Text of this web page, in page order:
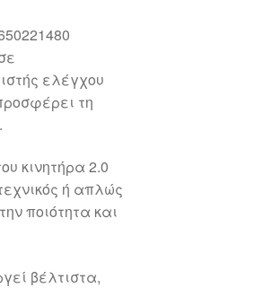
ελέγχου
τη
κινητήρα 2.0
ή απλώς
ποιότητα και
βέλτιστα,